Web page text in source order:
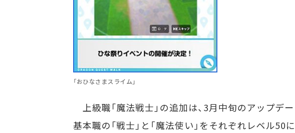
「おひなさまスライム」
上級職「魔法戦士」の追加は、3月中旬のアップデ
基本職の「戦士」と「魔法使い」をそれぞれレベル